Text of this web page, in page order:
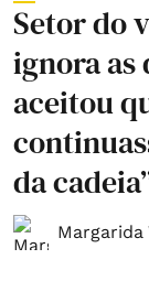
Setor do
ignora as
aceitou
da
Margarida